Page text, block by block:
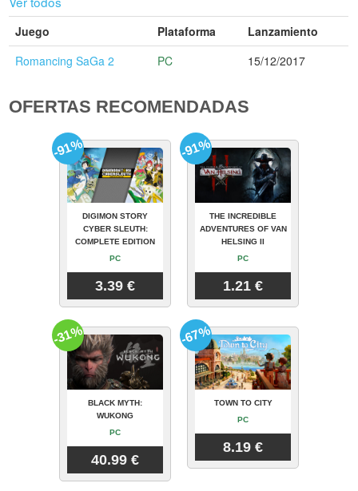
Juego Plataforma
Lanzamiento
Romancing SaGa 2
PC 15/12/2017
OFERTAS RECOMENDADAS
DIGIMON STORY
CYBER SLEUTH:
COMPLETE EDITION
PC
3.39 €
-91%
THE INCREDIBLE
ADVENTURES OF VAN
HELSING II
PC
1.21 €
-91%
BLACK MYTH:
WUKONG
PC
40.99 €
-31%
TOWN TO CITY
PC
8.19 €
-67%